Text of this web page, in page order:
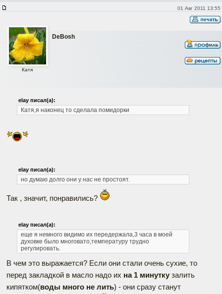
01 Авг 2011 13:55
DeBosh
Катя
elay писал(а):
Катя,я наконец то сделала помидорки
elay писал(а):
но думаю долго они у нас не простоят.
Так , значит, понравились?
elay писал(а):
еще я немного видимо их передержала,3 часа в моей
духовке было многовато,температуру трудно
регулировать.
В чем это выражается? Если они стали очень сухие, то
перед закладкой в масло надо их на 1 минутку залить
кипятком(воды много не лить) - они сразу станут